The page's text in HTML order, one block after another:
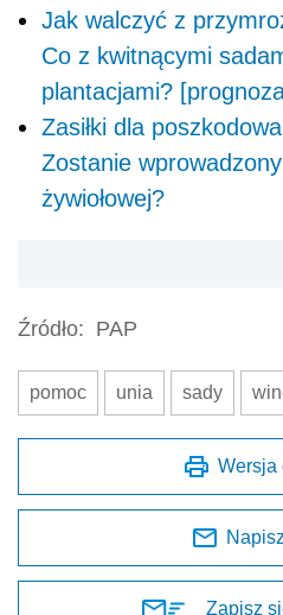
Jak walczyć z
Co z kwitnącymi
plantacjami?
Zasiłki dla
Zostanie
żywiołowej?
Źródło: PAP
pomoc unia sady
Wersja
Zapisz